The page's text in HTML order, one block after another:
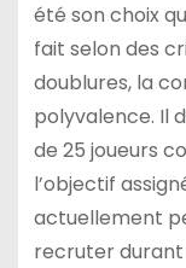
été son choix
fait selon des
doublures, la
polyvalence. Il
de 25 joueurs
l’objectif
actuellement
recruter durant